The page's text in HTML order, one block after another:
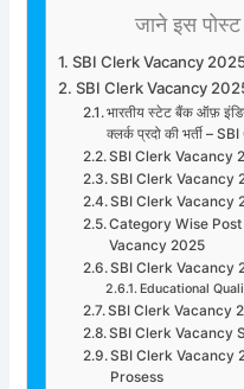
जाने इस
SBI Clerk Vacancy
SBI Clerk Vacancy
भारतीय स्टेट बैंक ऑफ़
क्लर्क प्रदो की भर्ती –
SBI Clerk Vacancy
SBI Clerk Vacancy
SBI Clerk Vacancy
Category Wise
Vacancy 2025
SBI Clerk Vacancy
Educational
SBI Clerk Vacancy
SBI Clerk Vacancy
SBI Clerk Vacancy
Prosess